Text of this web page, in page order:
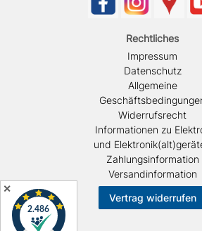
Rechtliches
Impressum
Datenschutz
Allgemeine
Widerrufsrecht
Informationen zu
und
Zahlungsinformation
Versandinformation
Vertrag widerrufen
✕